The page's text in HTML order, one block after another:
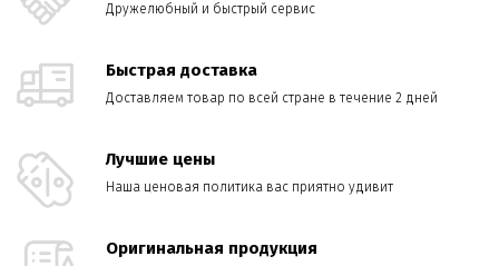
Дружелюбный и быстрый сервис
Быстрая доставка
Доставляем товар по всей стране в течение 2 дней
Лучшие цены
Наша ценовая политика вас приятно удивит
Оригинальная продукция